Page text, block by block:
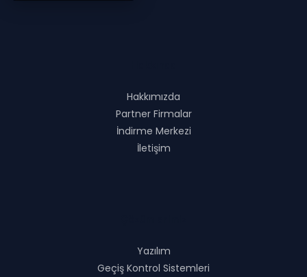
Hakkımızda
Partner Firmalar
İndirme Merkezi
İletişim
Yazılım
Geçiş Kontrol Sistemleri